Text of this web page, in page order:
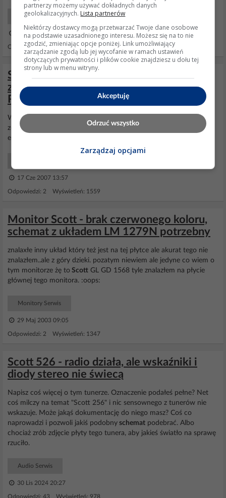
DVD/VCR/Kamery Szukam
18 Lut 2010 22:37
Odpowiedzi: 1 Wyświetleń: 2565
SCOTT 7A730T9 – poszukiwany schemat
zasilacza i wartości elementów R842,
R808, D820
W orginale: polowy 2SK2333/ 2SK1118 D802 RGP01-12E D821
zener 12/lub 15V( jak w bramce to najlepiej 18V) 1.3W reszta
elementow z ..pierwszej aplikacji 3842
17 Cze 2007 13:57
Odpowiedzi: 2 Wyświetleń: 1559
Monitor Scott - brak czerwonego koloru,
schemat z układem LM 1279N potrzebny
znalaxłe inny układ który też jest na tej płytce ale akurat tego nie
znalazłem..ale z góry dzieki. pozatym niewiem ale jedyne co wiem o
tym monitorze żę to Scott GL GD 1568 tyle znalazłem na płycie
głównej tego monitora. :oops:
Monitory Serwis
29 Maj 2003 09:05
Odpowiedzi: 2 Wyświetleń: 1347
Scott 526 - radio działa, ale wskaźniki i
diody stereo nie świecą
Napisz coś więcej o tym tunerze. Oznaczenie podałeś pełne? Net
coś milczy na temat "Scott 256" i nic sensownego z tunerów nie
wskazuje. Może jakąś dokumentację do niego masz? Coś co
naprowadzi i pozwoli jakiś podobny schemat podebrać. Albo
chociaż zrób zdjęcie płyty tego tunera, aby jakieś światło na sprawę
rzuciło.
Audio Serwis
30 Lis 2024 20:27
Odpowiedzi: 43 Wyświetleń: 978
partnerzy możemy używać dokładnych danych
geolokalizacyjnych. Lista partnerów
Niektórzy dostawcy mogą przetwarzać Twoje dane osobowe
na podstawie uzasadnionego interesu. Możesz się na to nie
zgodzić, zmieniając opcje poniżej. Link umożliwiający
zarządzanie zgodą lub jej wycofanie w ramach ustawień
dotyczących prywatności i plików cookie znajdziesz u dołu tej
strony lub w menu witryny.
Akceptuję
Odrzuć wszystko
Zarządzaj opcjami